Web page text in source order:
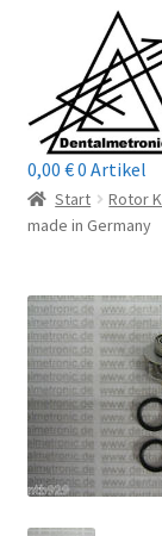
Navigation
springen
springen
Home
Mein Konto /
Kontakt
Wichtige Infos
0,00 €0 Artikel
Start Rotor
made in Germany